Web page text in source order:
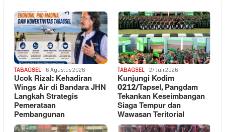
TABAGSEL 6 Agustus 2026
Ucok Rizal: Kehadiran
Wings Air di Bandara JHN
Langkah Strategis
Pemerataan
Pembangunan
TABAGSEL 27 Juli 2026
Kunjungi Kodim
0212/Tapsel, Pangdam
Tekankan Keseimbangan
Siaga Tempur dan
Wawasan Teritorial